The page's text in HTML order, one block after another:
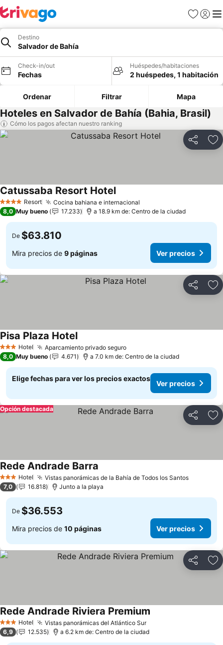
Favoritos
Iniciar
Destino
Salvador de Bahía
Check-in/out
Fechas
Huéspedes/habitaciones
2 huéspedes, 1 habitación
Ordenar Filtrar Mapa
Hoteles en Salvador de Bahía (Bahia, Brasil)
Cómo los pagos afectan nuestro ranking
Compartir
4 EstrellasResort Cocina bahiana e internacional
Catussaba Resort HotelVer precios
8,0 Muy bueno 17.233 a 18.9 km de: Centro de la ciudad
De $63.810
Mira precios de 9 páginas Ver precios
Compartir
3 Estrellas
Hotel Aparcamiento privado seguroVer precios
Pisa Plaza HotelVer precios
8,0 Muy bueno 4.671 a 7.0 km de: Centro de la ciudad
Elige fechas para ver los precios exactos
Ver precios
Compartir
Opción destacada
3 Estrellas
Hotel Vistas panorámicas de la Bahía de Todos los SantosVer
Rede Andrade Barra
7,0 16.818 Junto a la playa
De $36.553
Mira precios de 10 páginas Ver precios
Compartir
3 Estrellas
Hotel Vistas panorámicas del Atlántico SurVer precios
Rede Andrade Riviera Premium
6,9 12.535 a 6.2 km de: Centro de la ciudad